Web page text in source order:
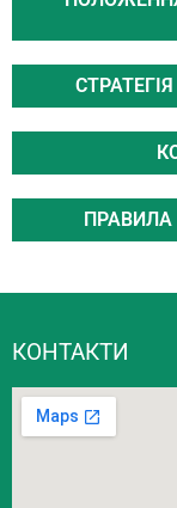
КОНТАКТИ